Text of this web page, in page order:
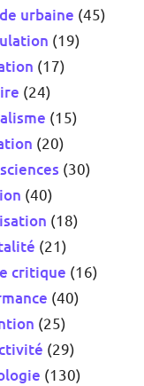
urbaine (45)
(19)
(17)
(24)
(15)
(20)
(30)
(40)
(18)
(21)
critique (16)
(40)
(25)
(29)
(130)